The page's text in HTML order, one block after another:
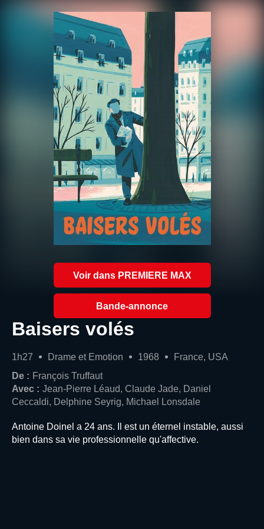
Voir dans PREMIERE MAX
Bande-annonce
Baisers volés
1h27 Drame et Emotion 1968
France, USA
De : François Truffaut
Avec : Jean-Pierre Léaud, Claude Jade, Daniel
Ceccaldi, Delphine Seyrig, Michael Lonsdale
Antoine Doinel a 24 ans. Il est un éternel instable, aussi
bien dans sa vie professionnelle qu'affective.